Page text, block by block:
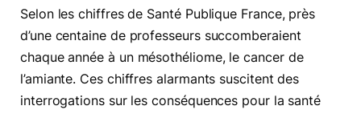
Selon les chiffres de Santé Publique France, près
d’une centaine de professeurs succomberaient
chaque année à un mésothéliome, le cancer de
l’amiante. Ces chiffres alarmants suscitent des
interrogations sur les conséquences pour la santé